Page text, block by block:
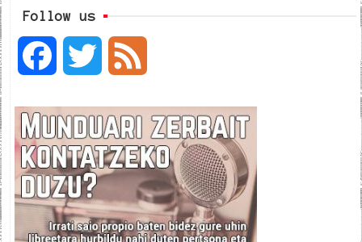
Follow us
c
e
b
i
t
t
e
d